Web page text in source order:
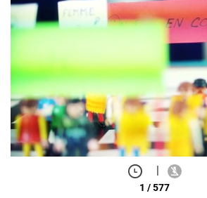
|
1 / 577